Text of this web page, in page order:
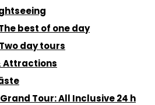
best of one day
day tours
Attractions
Tour: All Inclusive 24 h